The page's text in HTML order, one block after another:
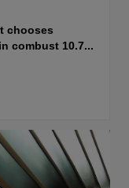
chooses
combust 10.7...